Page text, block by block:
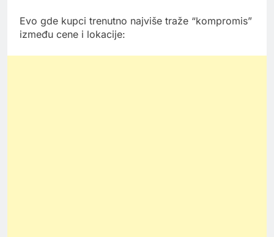
Evo gde kupci trenutno najviše traže “kompromis”
između cene i lokacije: